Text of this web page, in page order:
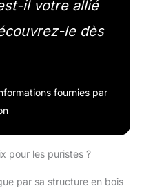
il votre allié
le dès
fournies par
pour les puristes ?
par sa structure en bois